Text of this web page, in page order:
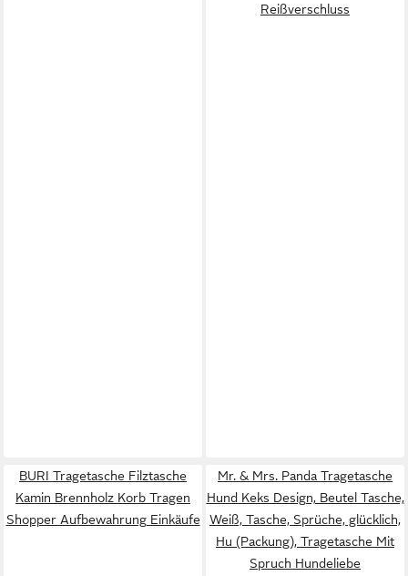
Reißverschluss
BURI Tragetasche Filztasche
Kamin Brennholz Korb Tragen
Shopper Aufbewahrung Einkäufe
Mr. & Mrs. Panda Tragetasche
Hund Keks Design, Beutel Tasche,
Weiß, Tasche, Sprüche, glücklich,
Hu (Packung), Tragetasche Mit
Spruch Hundeliebe